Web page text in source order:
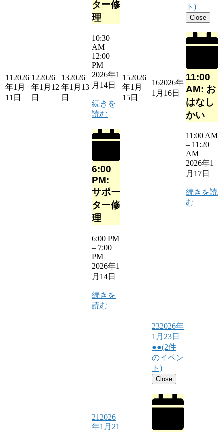
11 2026
年1月
11日
122026
年1月12
日
132026
年1月13
日
ター修
理
10:30
AM –
12:00
PM
2026年1
月14日
続きを
読む
6:00
PM:
サポー
ター修
理
6:00 PM
– 7:00
PM
2026年1
月14日
続きを
読む
152026
年1月
15日
162026年
1月16日
ト)
Close
11:00
AM: お
はなし
かい
11:00 AM
– 11:20
AM
2026年1
月17日
続きを読
む
21 2026
年1月21
232026年
1月23日
●●(2件
のイベン
ト)
Close